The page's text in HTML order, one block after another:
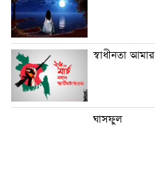
স্বাধীনতা আমার
ঘাসফুল